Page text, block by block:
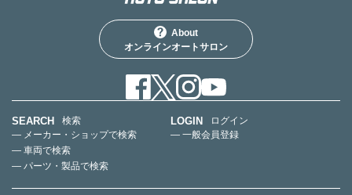
About
オンラインオートサロン
SEARCH
検索
— メーカー・ショップで検索
— 車両で検索
— パーツ・製品で検索
LOGIN
ログイン
— 一般会員登録